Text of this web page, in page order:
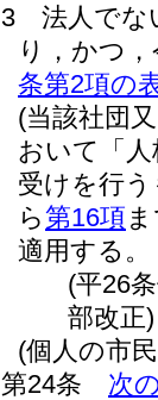
3
法人でな
り，かつ
条第2項の
(当該社団
おいて「
受けを行
ら第16項
適用する。
(平26
部改正)
(個人の市
第24条
次